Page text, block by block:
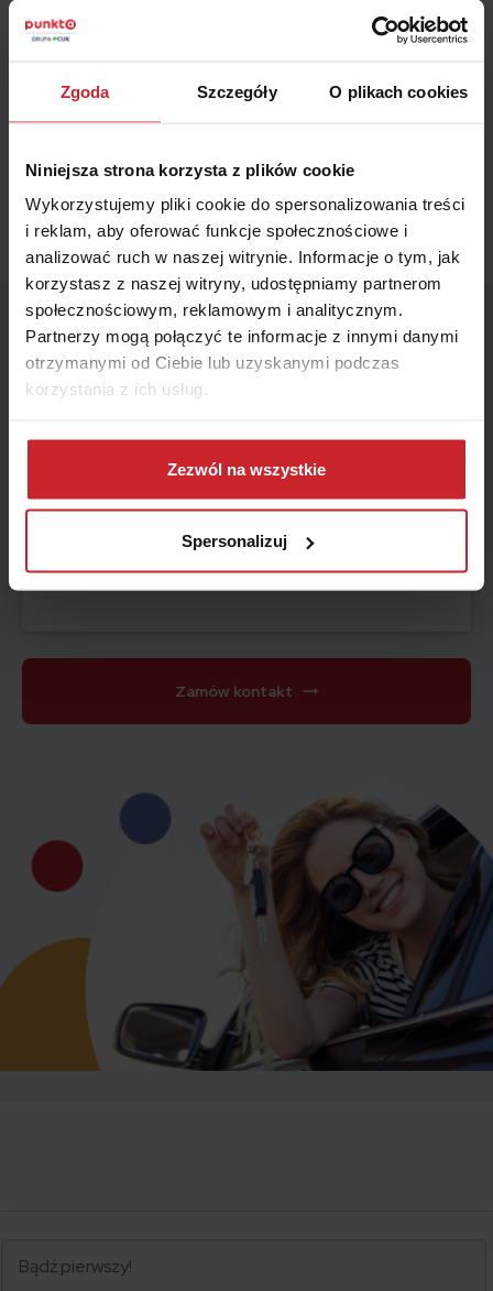
Zgoda Szczegóły O plikach cookies
Niniejsza strona korzysta z plików cookie
Wykorzystujemy pliki cookie do spersonalizowania treści
i reklam, aby oferować funkcje społecznościowe i
analizować ruch w naszej witrynie. Informacje o tym, jak
korzystasz z naszej witryny, udostępniamy partnerom
społecznościowym, reklamowym i analitycznym.
Partnerzy mogą połączyć te informacje z innymi danymi
otrzymanymi od Ciebie lub uzyskanymi podczas
korzystania z ich usług.
Dowiedz się więcej na temat tego, kim jesteśmy, jak
można się z nami skontaktować i w jaki sposób
przetwarzamy dane osobowe w ramachPolityki
Zezwól na wszystkie
Spersonalizuj
Informacje
o multiagencie i administratorze danych.
OBLICZ SKŁADKĘ OC/AC
Wskaż miesiąc końca polisy – zagwarantujemy Ci ofertę
z najniższą ceną.
Miesiąc
Jak możemy się z Tobą skontaktować?
Telefon
Zamów kontakt